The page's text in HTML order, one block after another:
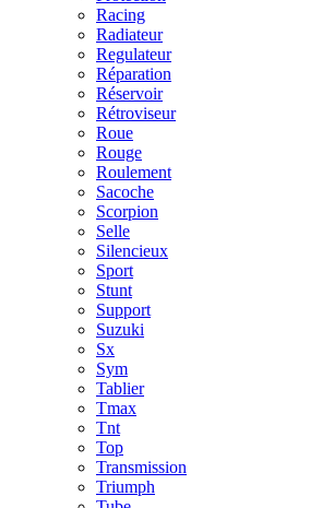
Racing
Radiateur
Regulateur
Réparation
Réservoir
Rétroviseur
Roue
Rouge
Roulement
Sacoche
Scorpion
Selle
Silencieux
Sport
Stunt
Support
Suzuki
Sx
Sym
Tablier
Tmax
Tnt
Top
Transmission
Triumph